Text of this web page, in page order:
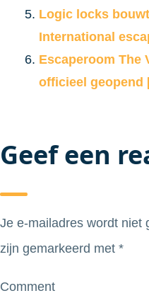
Logic locks
International
Escaperoom The
officieel geopend
Geef een
Je e-mailadres wordt niet
zijn gemarkeerd met *
Comment